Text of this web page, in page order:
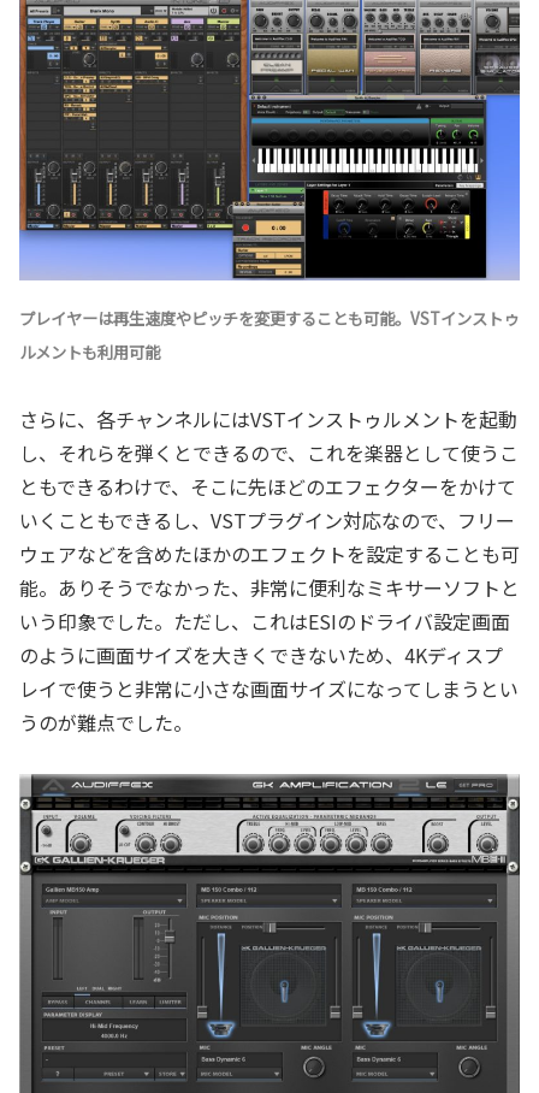
プレイヤーは再生速度やピッチを変更することも可能。VSTインストゥ
ルメントも利用可能
さらに、各チャンネルにはVSTインストゥルメントを起動
し、それらを弾くとできるので、これを楽器として使うこ
ともできるわけで、そこに先ほどのエフェクターをかけて
いくこともできるし、VSTプラグイン対応なので、フリー
ウェアなどを含めたほかのエフェクトを設定することも可
能。ありそうでなかった、非常に便利なミキサーソフトと
いう印象でした。ただし、これはESIのドライバ設定画面
のように画面サイズを大きくできないため、4Kディスプ
レイで使うと非常に小さな画面サイズになってしまうとい
うのが難点でした。